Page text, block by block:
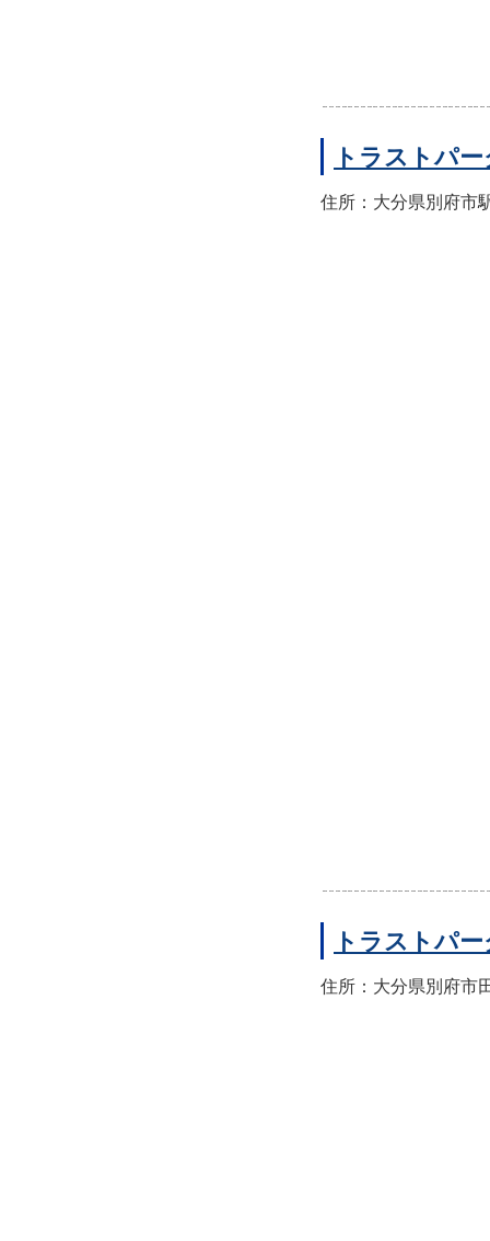
トラストパ
住所：大分県別府市
トラストパ
住所：大分県別府市